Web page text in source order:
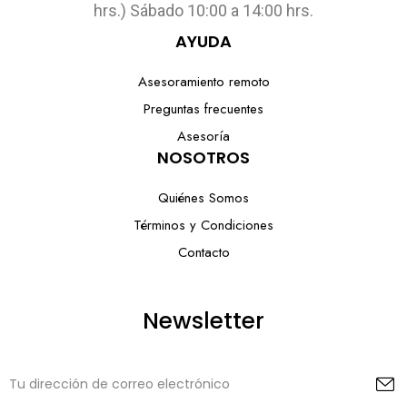
hrs.) Sábado 10:00 a 14:00 hrs.
AYUDA
Asesoramiento remoto
Preguntas frecuentes
Asesoría
NOSOTROS
Quiénes Somos
Términos y Condiciones
Contacto
Newsletter